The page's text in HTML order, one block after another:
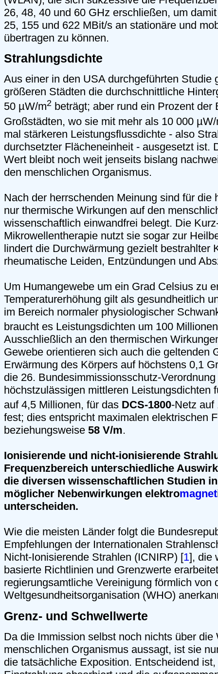
26, 48, 40 und 60 GHz erschließen, um
25, 155 und 622 MBit/s an stationäre und
übertragen zu können.
Strahlungsdichte
Aus einer in den USA durchgeführten Studie
größeren Städten die durchschnittliche
50 µW/m2 beträgt; aber rund ein Prozent der
Großstädten, wo sie mit mehr als 10 000
mal stärkeren Leistungsflussdichte - also
durchsetzter Flächeneinheit - ausgesetzt ist.
Wert bleibt noch weit jenseits bislang
den menschlichen Organismus.
Nach der herrschenden Meinung sind für die
nur thermische Wirkungen auf den
wissenschaftlich einwandfrei belegt. Die
Mikrowellentherapie nutzt sie sogar zur
lindert die Durchwärmung gezielt bestrahlter
rheumatische Leiden, Entzündungen und
Um Humangewebe um ein Grad Celsius zu
Temperaturerhöhung gilt als gesundheitlich
im Bereich normaler physiologischer
braucht es Leistungsdichten um 100
Ausschließlich an den thermischen
Gewebe orientieren sich auch die geltenden
Erwärmung des Körpers auf höchstens 0,1
die 26. Bundesimmissionsschutz-
höchstzulässigen mittleren Leistungsdichten
auf 4,5 Millionen, für das DCS-1800-Netz auf
fest; dies entspricht maximalen elektrischen
beziehungsweise 58 V/m.
Ionisierende und nicht-ionisierende
Frequenzbereich unterschiedliche
die diversen wissenschaftlichen Studien
möglicher Nebenwirkungen elektromagnet
unterscheiden.
Wie die meisten Länder folgt die
Empfehlungen der Internationalen
Nicht-Ionisierende Strahlen (ICNIRP) [1], die
basierte Richtlinien und Grenzwerte
regierungsamtliche Vereinigung förmlich von
Weltgesundheitsorganisation (WHO)
Grenz- und Schwellwerte
Da die Immission selbst noch nichts über die
menschlichen Organismus aussagt, ist sie
die tatsächliche Exposition. Entscheidend